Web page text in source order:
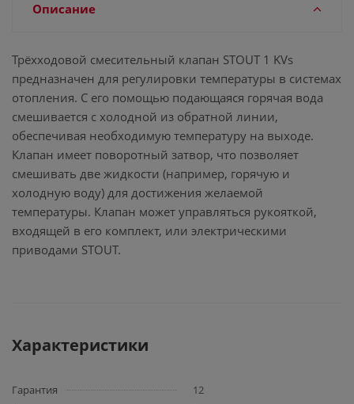
Описание
Трёхходовой смесительный клапан STOUT 1 KVs
предназначен для регулировки температуры в системах
отопления. С его помощью подающаяся горячая вода
смешивается с холодной из обратной линии,
обеспечивая необходимую температуру на выходе.
Клапан имеет поворотный затвор, что позволяет
смешивать две жидкости (например, горячую и
холодную воду) для достижения желаемой
температуры. Клапан может управляться рукояткой,
входящей в его комплект, или электрическими
приводами STOUT.
Характеристики
Гарантия
12